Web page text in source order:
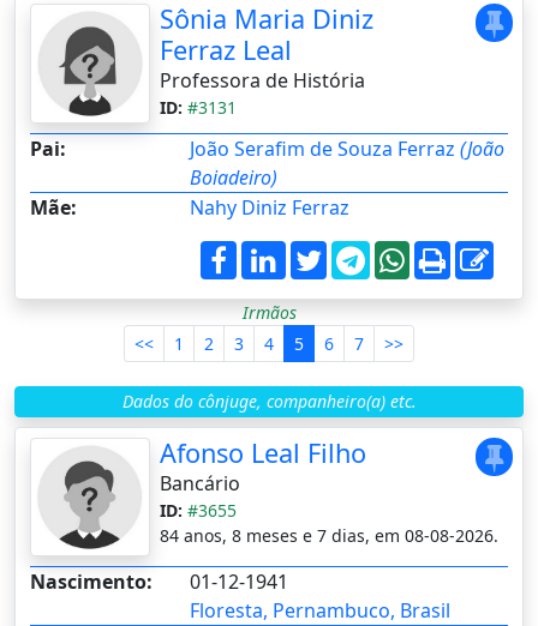
Sônia Maria Diniz
Ferraz Leal
Professora de História
ID: #3131
Pai: João Serafim de Souza Ferraz (João
Boiadeiro)
Mãe:
Nahy Diniz Ferraz
Irmãos
<<
1 2 3 4 5 6 7 >>
Dados do cônjuge, companheiro(a) etc.
Afonso Leal Filho
Bancário
ID: #3655
84 anos, 8 meses e 7 dias, em 08-08-2026.
Nascimento:
01-12-1941
Floresta, Pernambuco, Brasil